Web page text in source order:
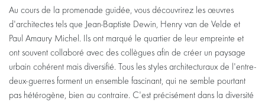
Au cours de la promenade guidée, vous découvrirez les œuvres
d'architectes tels que Jean-Baptiste Dewin, Henry van de Velde et
Paul Amaury Michel. Ils ont marqué le quartier de leur empreinte et
ont souvent collaboré avec des collègues afin de créer un paysage
urbain cohérent mais diversifié. Tous les styles architecturaux de l'entre-
deux-guerres forment un ensemble fascinant, qui ne semble pourtant
pas hétérogène, bien au contraire. C'est précisément dans la diversité